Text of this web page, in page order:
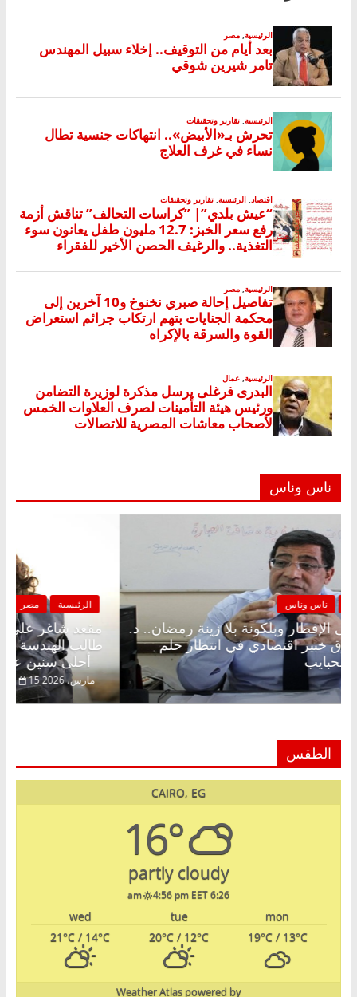
ناس وناس
أحلى سنين عمره بتضيع في السجن
الرئيسية مصر ناس وناس
مقعد شاغر على الإفطار وبلكونة بلا زينة رمضان.. د.
عبدالخالق فاروق خبير اقتصادي في انتظار حلم
الحرية ولمة الحبايب
22 فبراير، 2026
الطقس
CAIRO, EG
16°
partly cloudy
6:26 am
4:56 pm EET
mon
tue
wed
19°C/ 13°C
20°C / 12°C
21°C / 14°C
powered by
Weather Atlas